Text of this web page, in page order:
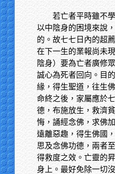
若亡者平時雖不
以中陰身的困境來說
的。故七七日內的超
在下一生的業報尚未
陰身）要為亡者廣修
誠心為死者回向。目
緣，得生聖道，往生
命終之後，家屬應於
德，布施放生，救濟
悔，誦經念佛，求佛
遠離惡趣，得生佛國
思及念佛功德，兩者
得救度之效。亡靈的
身上。最好免除一切